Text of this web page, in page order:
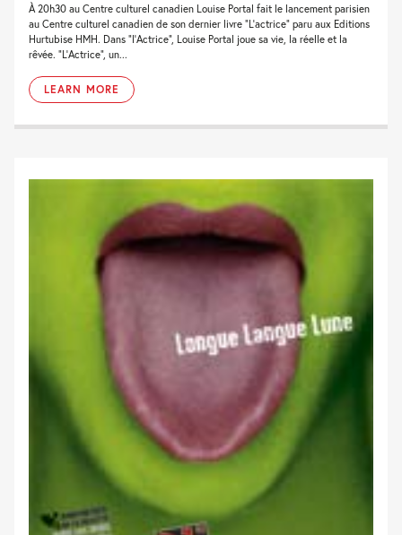
À 20h30 au Centre culturel canadien Louise Portal fait le lancement parisien
au Centre culturel canadien de son dernier livre “L’actrice” paru aux Editions
Hurtubise HMH. Dans “l’Actrice”, Louise Portal joue sa vie, la réelle et la
rêvée. “L’Actrice”, un...
LEARN MORE